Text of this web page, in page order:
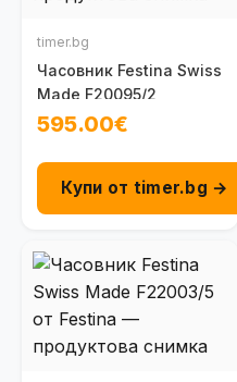
timer.bg
Часовник Festina Swiss
Made F20095/2
595.00€
Купи от timer.bg →